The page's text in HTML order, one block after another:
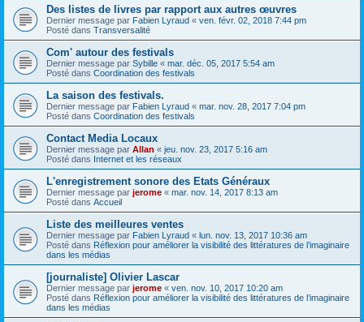
Des listes de livres par rapport aux autres œuvres
Dernier message par Fabien Lyraud « ven. févr. 02, 2018 7:44 pm
Posté dans Transversalité
Com' autour des festivals
Dernier message par Sybille « mar. déc. 05, 2017 5:54 am
Posté dans Coordination des festivals
La saison des festivals.
Dernier message par Fabien Lyraud « mar. nov. 28, 2017 7:04 pm
Posté dans Coordination des festivals
Contact Media Locaux
Dernier message par Allan « jeu. nov. 23, 2017 5:16 am
Posté dans Internet et les réseaux
L'enregistrement sonore des Etats Généraux
Dernier message par jerome « mar. nov. 14, 2017 8:13 am
Posté dans Accueil
Liste des meilleures ventes
Dernier message par Fabien Lyraud « lun. nov. 13, 2017 10:36 am
Posté dans Réflexion pour améliorer la visibilité des littératures de l’imaginaire
dans les médias
[journaliste] Olivier Lascar
Dernier message par jerome « ven. nov. 10, 2017 10:20 am
Posté dans Réflexion pour améliorer la visibilité des littératures de l’imaginaire
dans les médias